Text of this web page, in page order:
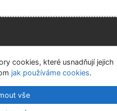
- Cosmotron Bohemia, s.r.o.
cookies, které usnadňují jejich
jak používáme cookies.
vše